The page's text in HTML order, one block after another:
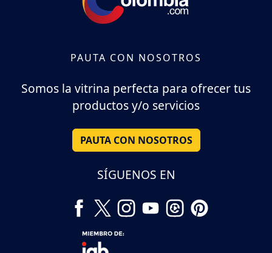
PAUTA CON NOSOTROS
Somos la vitrina perfecta para ofrecer tus
productos y/o servicios
PAUTA CON NOSOTROS
SÍGUENOS EN